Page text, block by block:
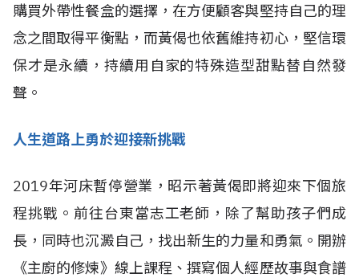
購買外帶性餐盒的選擇，在方便顧客與堅持自己的理
念之間取得平衡點，而黃偈也依舊維持初心，堅信環
保才是永續，持續用自家的特殊造型甜點替自然發
聲。
人生道路上勇於迎接新挑戰
2019年河床暫停營業，昭示著黃偈即將迎來下個旅
程挑戰。前往台東當志工老師，除了幫助孩子們成
長，同時也沉澱自己，找出新生的力量和勇氣。開辦
《主廚的修煉》線上課程、撰寫個人經歷故事與食譜